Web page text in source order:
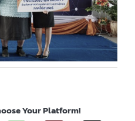
Your Platform!